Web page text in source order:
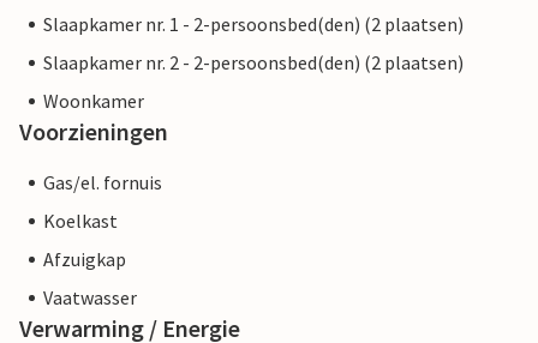
Slaapkamer nr. 1 - 2-persoonsbed(den) (2 plaatsen)
Slaapkamer nr. 2 - 2-persoonsbed(den) (2 plaatsen)
Woonkamer
Voorzieningen
Gas/el. fornuis
Koelkast
Afzuigkap
Vaatwasser
Verwarming / Energie